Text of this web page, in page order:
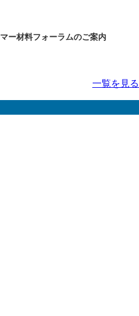
ー材料フォーラムのご案内
一覧を見る